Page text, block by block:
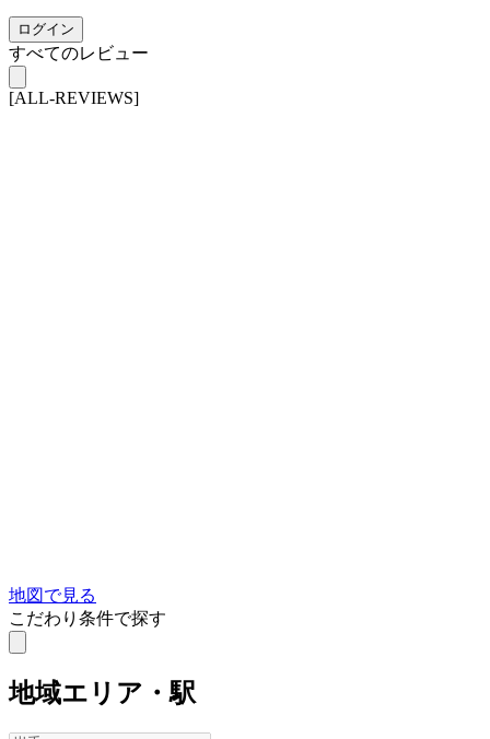
ログイン
すべてのレビュー
[ALL-REVIEWS]
地図で見る
こだわり条件で探す
地域エリア・駅